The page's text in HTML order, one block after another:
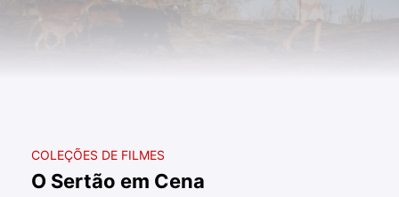
COLEÇÕES DE FILMES
O Sertão em Cena